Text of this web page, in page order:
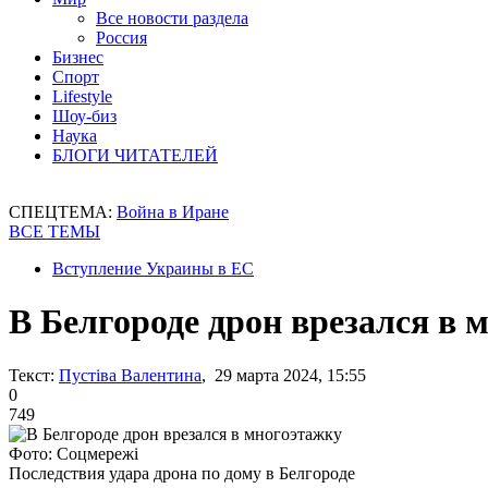
Все новости раздела
Россия
Бизнес
Спорт
Lifestyle
Шоу-биз
Наука
БЛОГИ ЧИТАТЕЛЕЙ
СПЕЦТЕМА: Война в Иране
ВСЕ ТЕМЫ
Вступление Украины в ЕС
В Белгороде дрон врезался в
Текст: Пустіва Валентина, 29 марта 2024, 15:55
0
749
Фото: Соцмережі
Последствия удара дрона по дому в Белгороде